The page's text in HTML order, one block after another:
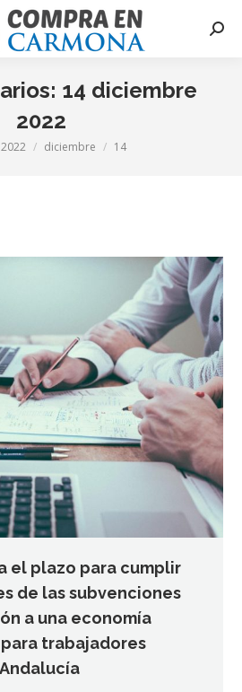
14 diciembre
2022
2022 diciembre 14
el plazo para cumplir
de las subvenciones
a una economía
trabajadores